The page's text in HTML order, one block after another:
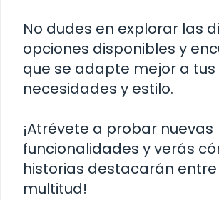
No dudes en explorar las
opciones disponibles y
que se adapte mejor a tus
necesidades y estilo.
¡Atrévete a probar nuevas
funcionalidades y verás
historias destacarán entre
multitud!